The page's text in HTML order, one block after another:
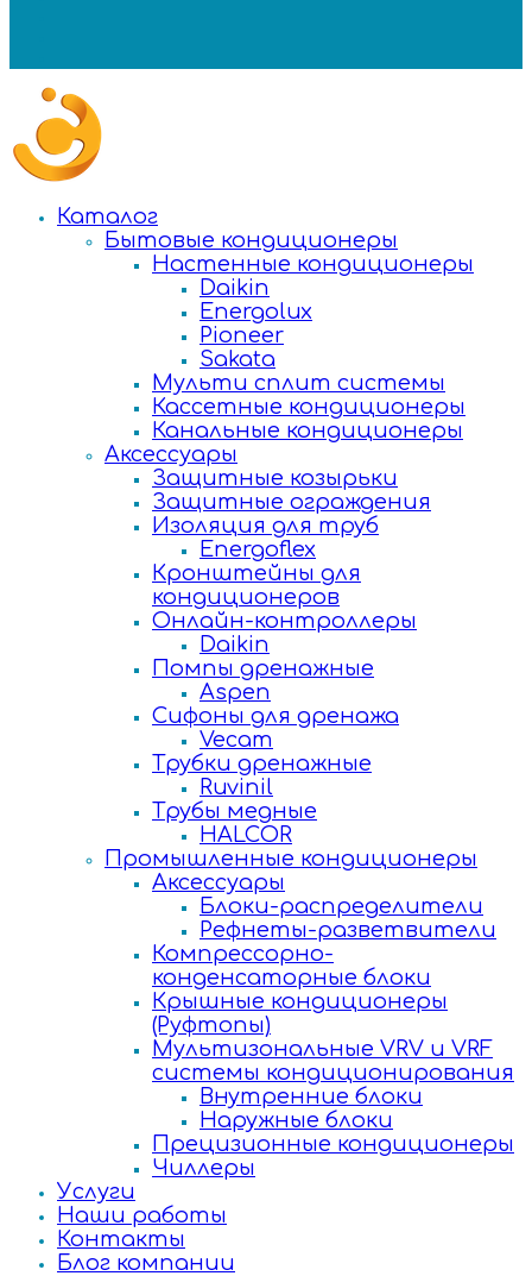
Каталог
Бытовые кондиционеры
Настенные кондиционеры
Daikin
Energolux
Pioneer
Sakata
Мульти сплит системы
Кассетные кондиционеры
Канальные кондиционеры
Аксессуары
Защитные козырьки
Защитные ограждения
Изоляция для труб
Energoflex
Кронштейны для
кондиционеров
Онлайн-контроллеры
Daikin
Помпы дренажные
Aspen
Сифоны для дренажа
Vecam
Трубки дренажные
Ruvinil
Трубы медные
HALCOR
Промышленные кондиционеры
Аксессуары
Блоки-распределители
Рефнеты-разветвители
Компрессорно-
конденсаторные блоки
Крышные кондиционеры
(Руфтопы)
Мультизональные VRV и VRF
системы кондиционирования
Внутренние блоки
Наружные блоки
Прецизионные кондиционеры
Чиллеры
Услуги
Наши работы
Контакты
Блог компании